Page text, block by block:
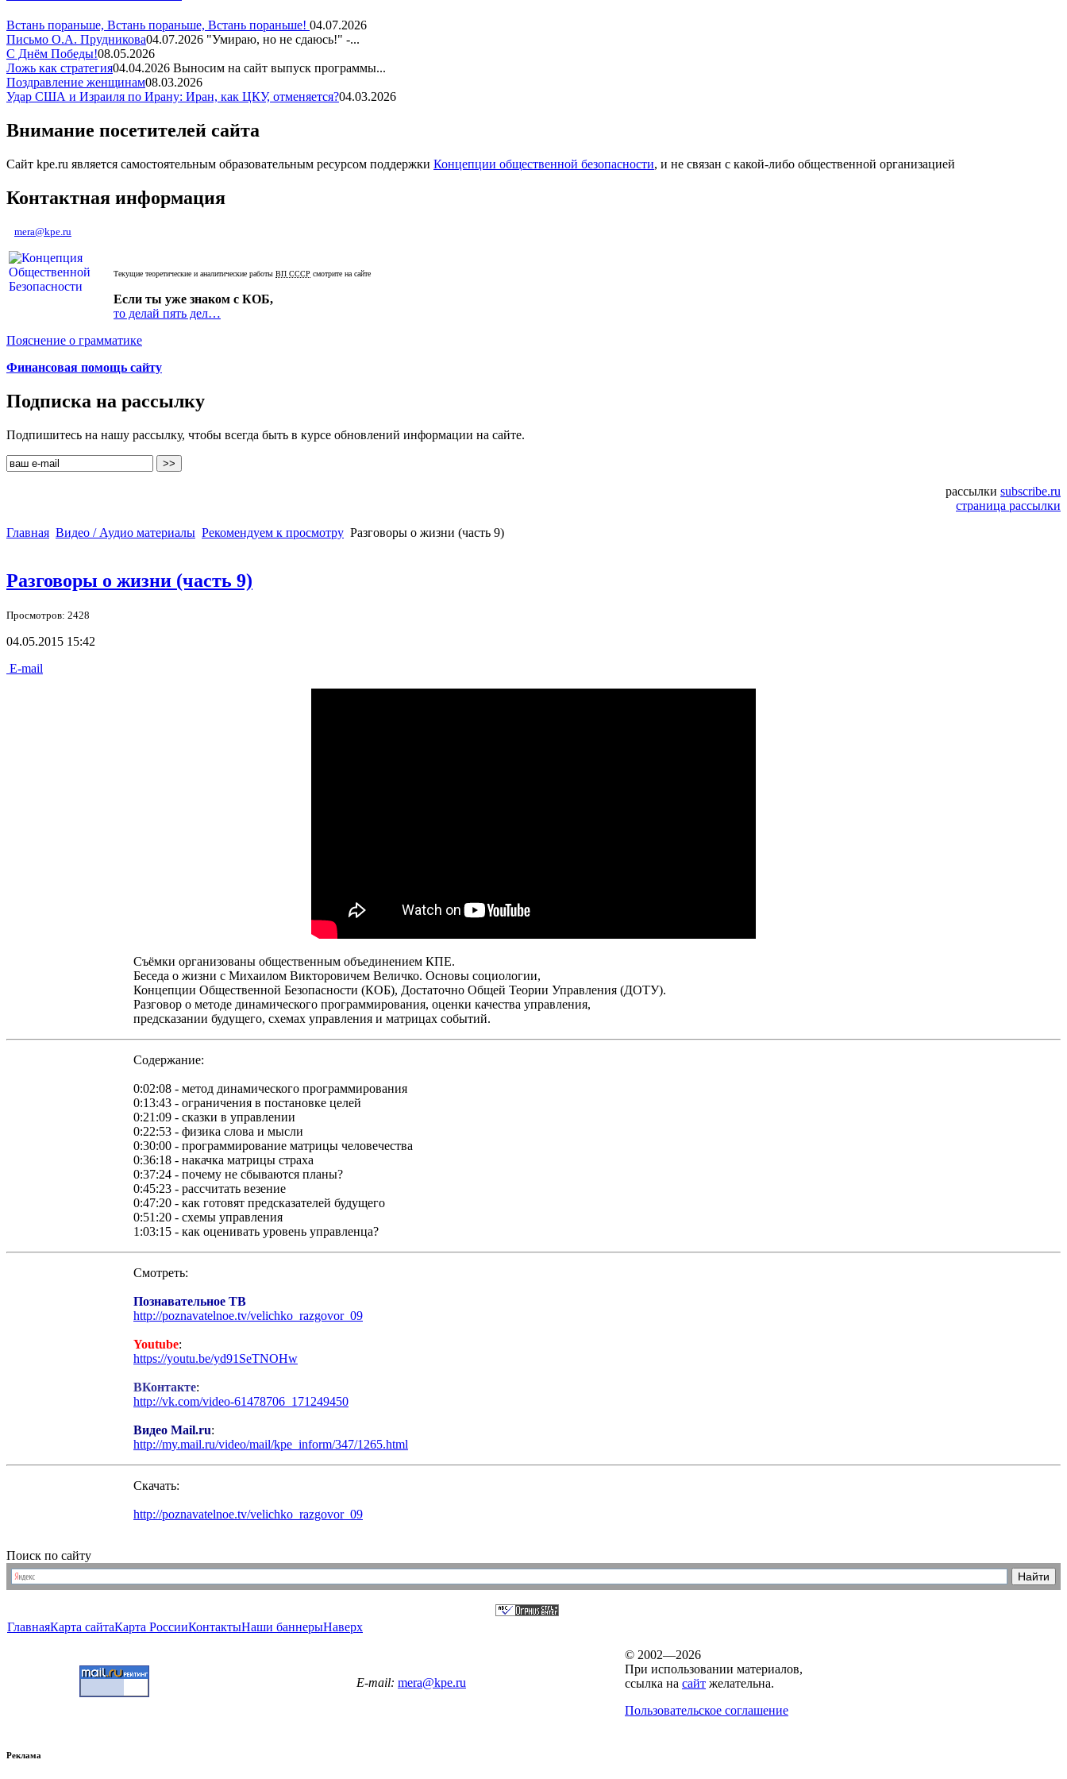
Встань пораньше, Встань пораньше, Встань пораньше! 04.07.2026
Письмо О.А. Прудникова04.07.2026 "Умираю, но не сдаюсь!" -...
С Днём Победы!08.05.2026
Ложь как стратегия04.04.2026 Выносим на сайт выпуск программы...
Поздравление женщинам08.03.2026
Удар США и Израиля по Ирану: Иран, как ЦКУ, отменяется?04.03.2026
Внимание посетителей сайта
Сайт kpe.ru является самостоятельным образовательным ресурсом поддержки Концепции общественной безопасности, и не связан с какой-либо общественной организацией
Контактная информация
mera@kpe.ru
Текущие теоретические и аналитические работы ВП СССР смотрите на сайте
Если ты уже знаком с КОБ,
то делай пять дел…
Пояснение о грамматике
Финансовая помощь сайту
Подписка на рассылку
Подпишитесь на нашу рассылку, чтобы всегда быть в курсе обновлений информации на сайте.
рассылки subscribe.ru
страница рассылки
Главная Видео / Аудио материалы Рекомендуем к просмотру Разговоры о жизни (часть 9)
Разговоры о жизни (часть 9)
Просмотров: 2428
04.05.2015 15:42
E-mail
Съёмки организованы общественным объединением КПЕ.
Беседа о жизни с Михаилом Викторовичем Величко. Основы социологии,
Концепции Общественной Безопасности (КОБ), Достаточно Общей Теории Управления (ДОТУ).
Разговор о методе динамического программирования, оценки качества управления,
предсказании будущего, схемах управления и матрицах событий.
Содержание:
0:02:08 - метод динамического программирования
0:13:43 - ограничения в постановке целей
0:21:09 - сказки в управлении
0:22:53 - физика слова и мысли
0:30:00 - программирование матрицы человечества
0:36:18 - накачка матрицы страха
0:37:24 - почему не сбываются планы?
0:45:23 - рассчитать везение
0:47:20 - как готовят предсказателей будущего
0:51:20 - схемы управления
1:03:15 - как оценивать уровень управленца?
Смотреть:
Познавательное ТВ
http://poznavatelnoe.tv/velichko_razgovor_09
Youtube:
https://youtu.be/yd91SeTNOHw
ВКонтакте:
http://vk.com/video-61478706_171249450
Видео Mail.ru:
http://my.mail.ru/video/mail/kpe_inform/347/1265.html
Скачать:
http://poznavatelnoe.tv/velichko_razgovor_09
Поиск по сайту
ГлавнаяКарта сайтаКарта РоссииКонтактыНаши баннерыНаверх
E-mail: mera@kpe.ru
© 2002—2026
При использовании материалов,
ссылка на сайт желательна.
Пользовательское соглашение
Реклама